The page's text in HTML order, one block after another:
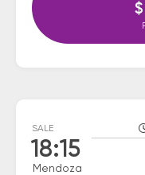
$
SALE
18:15
Mendoza